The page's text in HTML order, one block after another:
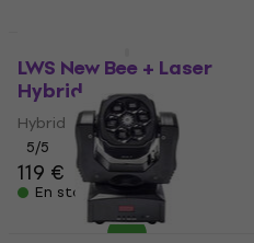
LWS New Bee + Laser
Hybrid
Hybrid
5/5
119 €
En stock